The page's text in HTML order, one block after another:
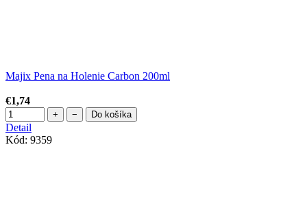
Majix Pena na Holenie Carbon 200ml
€1,74
+ − Do košíka
Detail
Kód: 9359